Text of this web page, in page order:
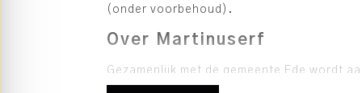
(onder voorbehoud).
Over Martinuserf
Gezamenlijk met de gemeente Ede wordt
een nieuwe woonwijk gerealiseerd. Deze